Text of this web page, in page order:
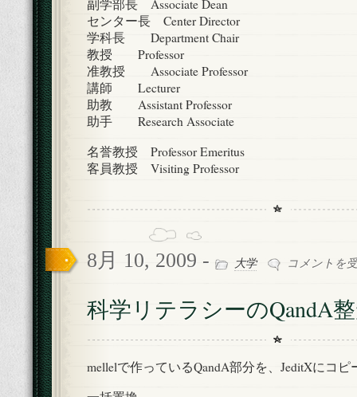
副学部長 Associate Dean
センター長 Center Director
学科長 Department Chair
教授 Professor
准教授 Associate Professor
講師 Lecturer
助教 Assistant Professor
助手 Research Associate
名誉教授 Professor Emeritus
客員教授 Visiting Professor
8月 10, 2009 - 大学
科
テ
シ
の
コメントを
科学リテラシーのQandA
mellelで作っているQandA部分を、JeditXにコピ